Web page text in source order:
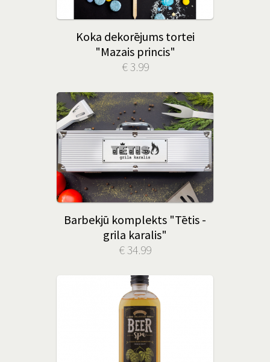
Koka dekorējums tortei
"Mazais princis"
€ 3.99
Barbekjū komplekts "Tētis -
grila karalis"
€ 34.99